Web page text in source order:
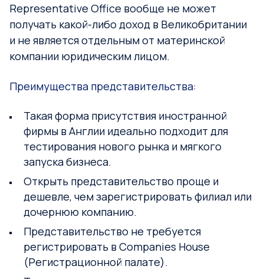
Representative Office вообще не может
получать какой-либо доход в Великобритании
и не является отдельным от материнской
компании юридическим лицом.
Преимущества представительства:
Такая форма присутствия иностранной
фирмы в Англии идеально подходит для
тестирования нового рынка и мягкого
запуска бизнеса.
Открыть представительство проще и
дешевле, чем зарегистрировать филиал или
дочернюю компанию.
Представительство не требуется
регистрировать в Companies House
(Регистрационной палате).